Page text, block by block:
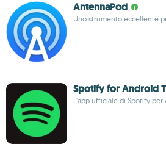
AntennaPod
Uno strumento eccellente
Spotify for Android
L'app ufficiale di Spotify per